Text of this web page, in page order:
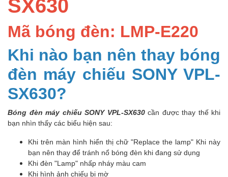
SX630
Mã bóng đèn: LMP-E220
Khi nào bạn nên thay bóng
đèn máy chiếu SONY VPL-
SX630?
Bóng đèn máy chiếu SONY VPL-SX630 cần được thay thế khi
bạn nhìn thấy các biểu hiện sau:
Khi trên màn hình hiển thị chữ "Replace the lamp" Khi này
bạn nên thay để tránh nổ bóng đèn khi đang sử dụng
Khi đèn "Lamp" nhấp nháy màu cam
Khi hình ảnh chiếu bị mờ